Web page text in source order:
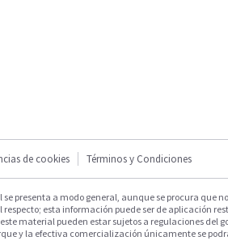
de cookies Términos y Condiciones
presenta a modo general, aunque se procura que
esta información puede ser de aplicación
material pueden estar sujetos a regulaciones del
y la efectiva comercialización únicamente se